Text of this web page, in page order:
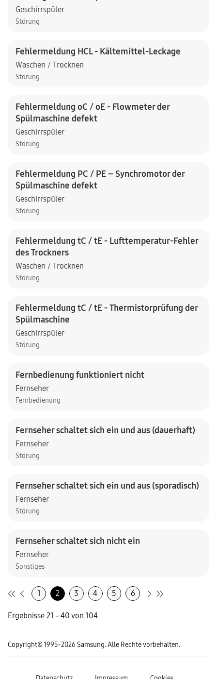
Geschirrspüler
Störung
Fehlermeldung HCL - Kältemittel-Leckage
Waschen / Trocknen
Störung
Fehlermeldung oC / oE - Flowmeter der
Spülmaschine defekt
Geschirrspüler
Störung
Fehlermeldung PC / PE – Synchromotor der
Spülmaschine defekt
Geschirrspüler
Störung
Fehlermeldung tC / tE - Lufttemperatur-Fehler
des Trockners
Waschen / Trocknen
Störung
Fehlermeldung tC / tE - Thermistorprüfung der
Spülmaschine
Geschirrspüler
Störung
Fernbedienung funktioniert nicht
Fernseher
Fernbedienung
Fernseher schaltet sich ein und aus (dauerhaft)
Fernseher
Störung
Fernseher schaltet sich ein und aus (sporadisch)
Fernseher
Störung
Fernseher schaltet sich nicht ein
Fernseher
Sonstiges
1 2 3 4 5 6
Ergebnisse 21 - 40 von 104
Copyright© 1995-2026 Samsung. Alle Rechte vorbehalten.